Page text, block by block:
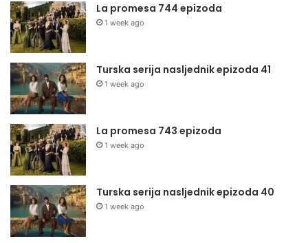
La promesa 744 epizoda
1 week ago
Turska serija nasljednik epizoda 41
1 week ago
La promesa 743 epizoda
1 week ago
Turska serija nasljednik epizoda 40
1 week ago